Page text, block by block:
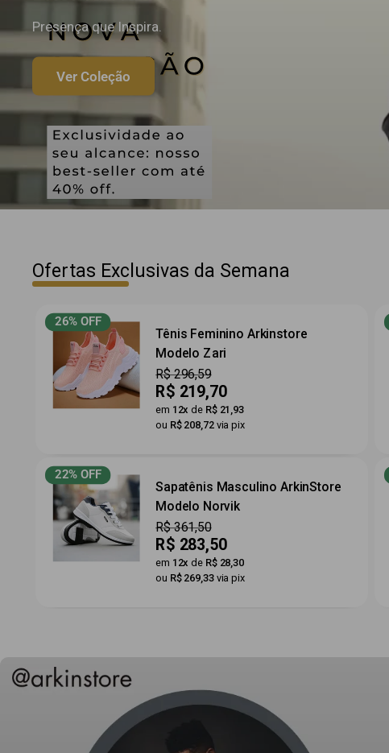
Presença que Inspira.
Ver Coleção
Ofertas Exclusivas da Semana
26% OFF
Tênis Feminino Arkinstore
Modelo Zari
Preço
por
R$ 219,70
Preço
R$ 296,59
em 12x de R$ 21,93
ou R$ 208,72via pix
22% OFF
Sapatênis Masculino ArkinStore
Modelo Norvik
Preço
por
R$ 283,50
Preço
R$ 361,50
em 12x de R$ 28,30
ou R$ 269,33via pix